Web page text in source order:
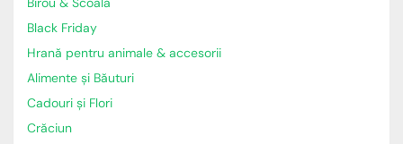
Black Friday
Hrană pentru animale & accesorii
Alimente și Băuturi
Cadouri și Flori
Crăciun